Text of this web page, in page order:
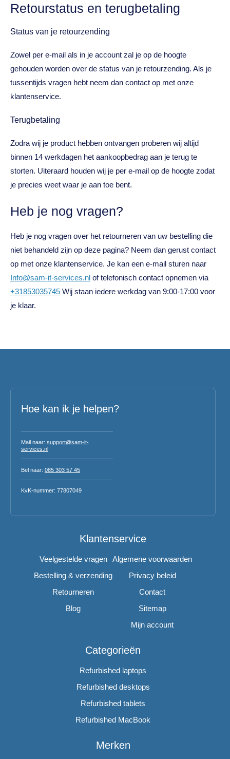
Retourstatus en terugbetaling
Status van je retourzending
Zowel per e-mail als in je account zal je op de hoogte
gehouden worden over de status van je retourzending. Als je
tussentijds vragen hebt neem dan contact op met onze
klantenservice.
Terugbetaling
Zodra wij je product hebben ontvangen proberen wij altijd
binnen 14 werkdagen het aankoopbedrag aan je terug te
storten. Uiteraard houden wij je per e-mail op de hoogte zodat
je precies weet waar je aan toe bent.
Heb je nog vragen?
Heb je nog vragen over het retourneren van uw bestelling die
niet behandeld zijn op deze pagina? Neem dan gerust contact
op met onze klantenservice. Je kan een e-mail sturen naar
Info@sam-it-services.nl of telefonisch contact opnemen via
+31853035745 Wij staan iedere werkdag van 9:00-17:00 voor
je klaar.
Hoe kan ik je helpen?
Mail naar: support@sam-it-
services.nl
Bel naar: 085 303 57 45
KvK-nummer: 77807049
Klantenservice
Veelgestelde vragen
Bestelling & verzending
Retourneren
Blog
Algemene voorwaarden
Privacy beleid
Contact
Sitemap
Mijn account
Categorieën
Refurbished laptops
Refurbished desktops
Refurbished tablets
Refurbished MacBook
Merken